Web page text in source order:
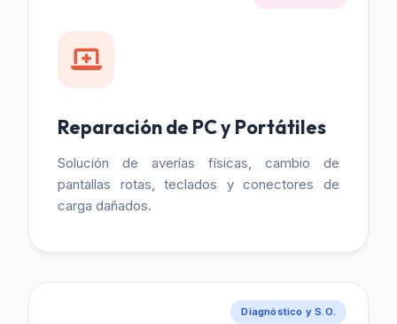
Reparación de PC y Portátiles
Solución de averías físicas, cambio de
pantallas rotas, teclados y conectores de
carga dañados.
Diagnóstico y S.O.